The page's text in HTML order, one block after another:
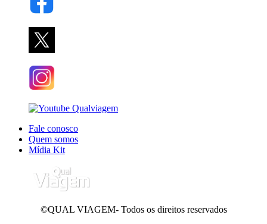
Fale conosco
Quem somos
Mídia Kit
©QUAL VIAGEM- Todos os direitos reservados